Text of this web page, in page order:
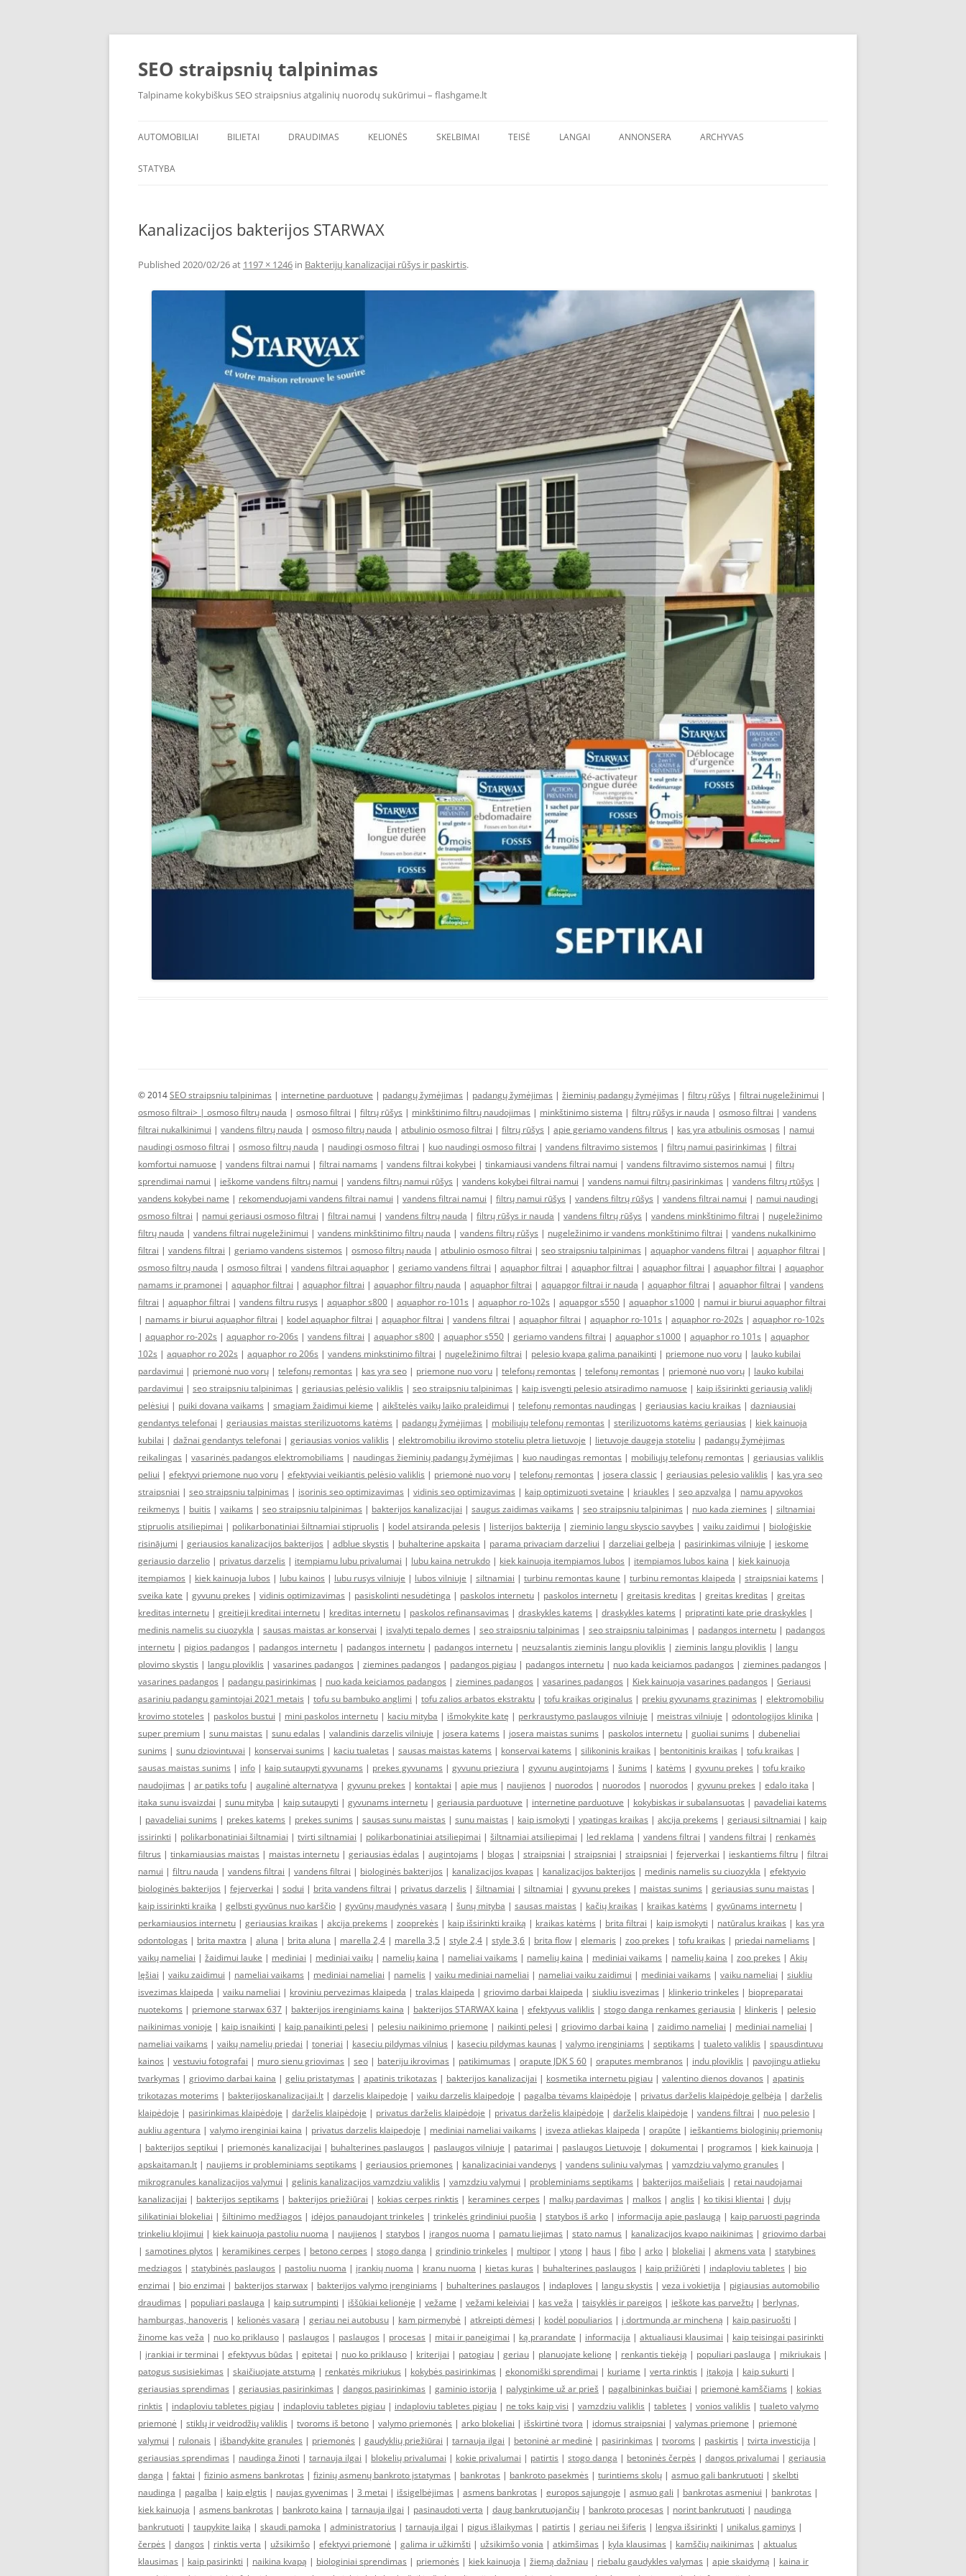
Skip
SEO straipsnių talpinimas
Talpiname kokybiškus SEO straipsnius atgalinių nuorodų sukūrimui – flashgame.lt
AUTOMOBILIAI BILIETAI DRAUDIMAS KELIONĖS SKELBIMAI TEISĖ LANGAI ANNONSERA ARCHYVAS
STATYBA
Kanalizacijos bakterijos STARWAX
Published 2020/02/26at 1197 × 1246 in Bakterijų kanalizacijai rūšys ir paskirtis.
© 2014SEO straipsniu talpinimas | internetine parduotuve | padangų žymėjimas | padangų žymėjimas | žieminių padangų žymėjimas | filtrų rūšys | filtrai nugeležinimui |
osmoso filtrai> | osmoso filtrų nauda | osmoso filtrai | filtrų rūšys | minkštinimo filtrų naudojimas | minkštinimo sistema | filtrų rūšys ir nauda | osmoso filtrai | vandens
filtrai nukalkinimui | vandens filtrų nauda | osmoso filtrų nauda | atbulinio osmoso filtrai | filtrų rūšys | apie geriamo vandens filtrus | kas yra atbulinis osmosas | namui
naudingi osmoso filtrai | osmoso filtrų nauda | naudingi osmoso filtrai | kuo naudingi osmoso filtrai | vandens filtravimo sistemos | filtrų namui pasirinkimas | filtrai
komfortui namuose | vandens filtrai namui | filtrai namams | vandens filtrai kokybei | tinkamiausi vandens filtrai namui | vandens filtravimo sistemos namui | filtrų
sprendimai namui | ieškome vandens filtrų namui | vandens filtrų namui rūšys | vandens kokybei filtrai namui | vandens namui filtrų pasirinkimas | vandens filtrų rtūšys |
vandens kokybei name | rekomenduojami vandens filtrai namui | vandens filtrai namui | filtrų namui rūšys | vandens filtrų rūšys | vandens filtrai namui | namui naudingi
osmoso filtrai | namui geriausi osmoso filtrai | filtrai namui | vandens filtrų nauda | filtrų rūšys ir nauda | vandens filtrų rūšys | vandens minkštinimo filtrai | nugeležinimo
filtrų nauda | vandens filtrai nugeležinimui | vandens minkštinimo filtrų nauda | vandens filtrų rūšys | nugeležinimo ir vandens monkštinimo filtrai | vandens nukalkinimo
filtrai | vandens filtrai | geriamo vandens sistemos | osmoso filtrų nauda | atbulinio osmoso filtrai | seo straipsniu talpinimas | aquaphor vandens filtrai | aquaphor filtrai |
osmoso filtrų nauda | osmoso filtrai | vandens filtrai aquaphor | geriamo vandens filtrai | aquaphor filtrai | aquaphor filtrai | aquaphor filtrai | aquaphor filtrai | aquaphor
namams ir pramonei | aquaphor filtrai | aquaphor filtrai | aquaphor filtrų nauda | aquaphor filtrai | aquapgor filtrai ir nauda | aquaphor filtrai | aquaphor filtrai | vandens
filtrai | aquaphor filtrai | vandens filtru rusys | aquaphor s800 | aquaphor ro-101s | aquaphor ro-102s | aquapgor s550 | aquaphor s1000 | namui ir biurui aquaphor filtrai
| namams ir biurui aquaphor filtrai | kodel aquaphor filtrai | aquaphor filtrai | vandens filtrai | aquaphor filtrai | aquaphor ro-101s | aquaphor ro-202s | aquaphor ro-102s
| aquaphor ro-202s | aquaphor ro-206s | vandens filtrai | aquaphor s800 | aquaphor s550 | geriamo vandens filtrai | aquaphor s1000 | aquaphor ro 101s | aquaphor
102s | aquaphor ro 202s | aquaphor ro 206s | vandens minkstinimo filtrai | nugeležinimo filtrai | pelesio kvapa galima panaikinti | priemone nuo voru | lauko kubilai
pardavimui | priemonė nuo vorų | telefonų remontas | kas yra seo | priemone nuo voru | telefonų remontas | telefonų remontas | priemonė nuo vorų | lauko kubilai
pardavimui | seo straipsniu talpinimas | geriausias pelėsio valiklis | seo straipsniu talpinimas | kaip isvengti pelesio atsiradimo namuose | kaip išsirinkti geriausią valiklį
pelėsiui | puiki dovana vaikams | smagiam žaidimui kieme | aikštelės vaikų laiko praleidimui | telefonų remontas naudingas | geriausias kaciu kraikas | dazniausiai
gendantys telefonai | geriausias maistas sterilizuotoms katėms | padangų žymėjimas | mobiliųjų telefonų remontas | sterilizuotoms katėms geriausias | kiek kainuoja
kubilai | dažnai gendantys telefonai | geriausias vonios valiklis | elektromobiliu ikrovimo stoteliu pletra lietuvoje | lietuvoje daugeja stoteliu | padangų žymėjimas
reikalingas | vasarinės padangos elektromobiliams | naudingas žieminių padangų žymėjimas | kuo naudingas remontas | mobiliųjų telefonų remontas | geriausias valiklis
peliui | efektyvi priemone nuo voru | efektyviai veikiantis pelėsio valiklis | priemonė nuo vorų | telefonų remontas | josera classic | geriausias pelesio valiklis | kas yra seo
straipsniai | seo straipsniu talpinimas | isorinis seo optimizavimas | vidinis seo optimizavimas | kaip optimizuoti svetaine | kriaukles | seo apzvalga | namu apyvokos
reikmenys | buitis | vaikams | seo straipsniu talpinimas | bakterijos kanalizacijai | saugus zaidimas vaikams | seo straipsniu talpinimas | nuo kada ziemines | siltnamiai
stipruolis atsiliepimai | polikarbonatiniai šiltnamiai stipruolis | kodel atsiranda pelesis | listerijos bakterija | zieminio langu skyscio savybes | vaiku zaidimui | bioloģiskie
risinājumi | geriausios kanalizacijos bakterijos | adblue skystis | buhalterine apskaita | parama privaciam darzeliui | darzeliai gelbeja | pasirinkimas vilniuje | ieskome
geriausio darzelio | privatus darzelis | itempiamu lubu privalumai | lubu kaina netrukdo | kiek kainuoja itempiamos lubos | itempiamos lubos kaina | kiek kainuoja
itempiamos | kiek kainuoja lubos | lubu kainos | lubu rusys vilniuje | lubos vilniuje | siltnamiai | turbinu remontas kaune | turbinu remontas klaipeda | straipsniai katems |
sveika kate | gyvunu prekes | vidinis optimizavimas | pasiskolinti nesudėtinga | paskolos internetu | paskolos internetu | greitasis kreditas | greitas kreditas | greitas
kreditas internetu | greitieji kreditai internetu | kreditas internetu | paskolos refinansavimas | draskykles katems | draskykles katems | pripratinti kate prie draskykles |
medinis namelis su ciuozykla | sausas maistas ar konservai | isvalyti tepalo demes | seo straipsniu talpinimas | seo straipsniu talpinimas | padangos internetu | padangos
internetu | pigios padangos | padangos internetu | padangos internetu | padangos internetu | neuzsalantis zieminis langu ploviklis | zieminis langu ploviklis | langu
plovimo skystis | langu ploviklis | vasarines padangos | ziemines padangos | padangos pigiau | padangos internetu | nuo kada keiciamos padangos | ziemines padangos |
vasarines padangos | padangu pasirinkimas | nuo kada keiciamos padangos | ziemines padangos | vasarines padangos | Kiek kainuoja vasarines padangos | Geriausi
asariniu padangu gamintojai 2021 metais | tofu su bambuko anglimi | tofu zalios arbatos ekstraktu | tofu kraikas originalus | prekiu gyvunams grazinimas | elektromobiliu
krovimo stoteles | paskolos bustui | mini paskolos internetu | kaciu mityba | išmokykite katę | perkraustymo paslaugos vilniuje | meistras vilniuje | odontologijos klinika |
super premium | sunu maistas | sunu edalas | valandinis darzelis vilniuje | josera katems | josera maistas sunims | paskolos internetu | guoliai sunims | dubeneliai
sunims | sunu dziovintuvai | konservai sunims | kaciu tualetas | sausas maistas katems | konservai katems | silikoninis kraikas | bentonitinis kraikas | tofu kraikas |
sausas maistas sunims | info | kaip sutaupyti gyvunams | prekes gyvunams | gyvunu prieziura | gyvunu augintojams | šunims | katėms | gyvunu prekes | tofu kraiko
naudojimas | ar patiks tofu | augalinė alternatyva | gyvunu prekes | kontaktai | apie mus | naujienos | nuorodos | nuorodos | nuorodos | gyvunu prekes | edalo itaka |
itaka sunu isvaizdai | sunu mityba | kaip sutaupyti | gyvunams internetu | geriausia parduotuve | internetine parduotuve | kokybiskas ir subalansuotas | pavadeliai katems
| pavadeliai sunims | prekes katems | prekes sunims | sausas sunu maistas | sunu maistas | kaip ismokyti | ypatingas kraikas | akcija prekems | geriausi siltnamiai | kaip
issirinkti | polikarbonatiniai šiltnamiai | tvirti siltnamiai | polikarbonatiniai atsiliepimai | šiltnamiai atsiliepimai | led reklama | vandens filtrai | vandens filtrai | renkamės
filtrus | tinkamiausias maistas | maistas internetu | geriausias ėdalas | augintojams | blogas | straipsniai | straipsniai | straipsniai | fejerverkai | ieskantiems filtru | filtrai
namui | filtru nauda | vandens filtrai | vandens filtrai | biologinės bakterijos | kanalizacijos kvapas | kanalizacijos bakterijos | medinis namelis su ciuozykla | efektyvio
biologinės bakterijos | fejerverkai | sodui | brita vandens filtrai | privatus darzelis | šiltnamiai | siltnamiai | gyvunu prekes | maistas sunims | geriausias sunu maistas |
kaip issirinkti kraika | gelbsti gyvūnus nuo karščio | gyvūnų maudynės vasarą | šunų mityba | sausas maistas | kačių kraikas | kraikas katėms | gyvūnams internetu |
perkamiausios internetu | geriausias kraikas | akcija prekems | zooprekės | kaip išsirinkti kraiką | kraikas katėms | brita filtrai | kaip ismokyti | natūralus kraikas | kas yra
odontologas | brita maxtra | aluna | brita aluna | marella 2,4 | marella 3,5 | style 2,4 | style 3,6 | brita flow | elemaris | zoo prekes | tofu kraikas | priedai nameliams |
vaikų nameliai | žaidimui lauke | mediniai | mediniai vaikų | namelių kaina | nameliai vaikams | namelių kaina | mediniai vaikams | namelių kaina | zoo prekes | Akių
lęšiai | vaiku zaidimui | nameliai vaikams | mediniai nameliai | namelis | vaiku mediniai nameliai | nameliai vaiku zaidimui | mediniai vaikams | vaiku nameliai | siukliu
isvezimas klaipeda | vaiku nameliai | kroviniu pervezimas klaipeda | tralas klaipeda | griovimo darbai klaipeda | siukliu isvezimas | klinkerio trinkeles | biopreparatai
nuotekoms | priemone starwax 637 | bakterijos irenginiams kaina | bakterijos STARWAX kaina | efektyvus valiklis | stogo danga renkames geriausia | klinkeris | pelesio
naikinimas vonioje | kaip isnaikinti | kaip panaikinti pelesi | pelesiu naikinimo priemone | naikinti pelesi | griovimo darbai kaina | zaidimo nameliai | mediniai nameliai |
nameliai vaikams | vaikų namelių priedai | toneriai | kaseciu pildymas vilnius | kaseciu pildymas kaunas | valymo įrenginiams | septikams | tualeto valiklis | spausdintuvu
kainos | vestuviu fotografai | muro sienu griovimas | seo | bateriju ikrovimas | patikimumas | orapute JDK S 60 | oraputes membranos | indu ploviklis | pavojingu atlieku
tvarkymas | griovimo darbai kaina | geliu pristatymas | apatinis trikotazas | bakterijos kanalizacijai | kosmetika internetu pigiau | valentino dienos dovanos | apatinis
trikotazas moterims | bakterijoskanalizacijai.lt | darzelis klaipedoje | vaiku darzelis klaipedoje | pagalba tėvams klaipėdoje | privatus darželis klaipėdoje gelbėja | darželis
klaipėdoje | pasirinkimas klaipėdoje | darželis klaipėdoje | privatus darželis klaipėdoje | privatus darželis klaipėdoje | darželis klaipėdoje | vandens filtrai | nuo pelesio |
aukliu agentura | valymo irenginiai kaina | privatus darzelis klaipedoje | mediniai nameliai vaikams | isveza atliekas klaipeda | orapūte | ieškantiems biologinių priemonių
| bakterijos septikui | priemonės kanalizacijai | buhalterines paslaugos | paslaugos vilniuje | patarimai | paslaugos Lietuvoje | dokumentai | programos | kiek kainuoja |
apskaitaman.lt | naujiems ir probleminiams septikams | geriausios priemones | kanalizaciniai vandenys | vandens suliniu valymas | vamzdziu valymo granules |
mikrogranules kanalizacijos valymui | gelinis kanalizacijos vamzdziu valiklis | vamzdziu valymui | probleminiams septikams | bakterijos maišeliais | retai naudojamai
kanalizacijai | bakterijos septikams | bakterijos priežiūrai | kokias cerpes rinktis | keramines cerpes | malkų pardavimas | malkos | anglis | ko tikisi klientai | dujų
silikatiniai blokeliai | šiltinimo medžiagos | idėjos panaudojant trinkeles | trinkelės grindiniui puošia | statybos iš arko | informacija apie paslaugą | kaip paruosti pagrinda
trinkeliu klojimui | kiek kainuoja pastoliu nuoma | naujienos | statybos | įrangos nuoma | pamatu liejimas | stato namus | kanalizacijos kvapo naikinimas | griovimo darbai
| samotines plytos | keramikines cerpes | betono cerpes | stogo danga | grindinio trinkeles | multipor | ytong | haus | fibo | arko | blokeliai | akmens vata | statybines
medziagos | statybinės paslaugos | pastoliu nuoma | įrankių nuoma | kranu nuoma | kietas kuras | buhalterines paslaugos | kaip prižiūrėti | indaploviu tabletes | bio
enzimai | bio enzimai | bakterijos starwax | bakterijos valymo įrenginiams | buhalterines paslaugos | indaploves | langu skystis | veza i vokietija | pigiausias automobilio
draudimas | populiari paslauga | kaip sutrumpinti | iššūkiai kelionėje | vežame | vežami keleiviai | kas veža | taisyklės ir pareigos | ieškote kas parvežtų | berlynas,
hamburgas, hanoveris | kelionės vasarą | geriau nei autobusu | kam pirmenybė | atkreipti dėmesį | kodėl populiarios | į dortmundą ar mincheną | kaip pasiruošti |
žinome kas veža | nuo ko priklauso | paslaugos | paslaugos | procesas | mitai ir paneigimai | ką prarandate | informacija | aktualiausi klausimai | kaip teisingai pasirinkti
| įrankiai ir terminai | efektyvus būdas | epitetai | nuo ko priklauso | kriterijai | patogiau | geriau | planuojate kelionę | renkantis tiekėją | populiari paslauga | mikriukais |
patogus susisiekimas | skaičiuojate atstumą | renkatės mikriukus | kokybės pasirinkimas | ekonomiški sprendimai | kuriame | verta rinktis | įtakoja | kaip sukurti |
geriausias sprendimas | geriausias pasirinkimas | dangos pasirinkimas | gaminio istorija | palyginkime už ar prieš | pagalbininkas buičiai | priemonė kamščiams | kokias
rinktis | indaploviu tabletes pigiau | indaploviu tabletes pigiau | indaploviu tabletes pigiau | ne toks kaip visi | vamzdziu valiklis | tabletes | vonios valiklis | tualeto valymo
priemonė | stiklų ir veidrodžių valiklis | tvoroms iš betono | valymo priemonės | arko blokeliai | išskirtinė tvora | idomus straipsniai | valymas priemone | priemonė
valymui | rulonais | išbandykite granules | priemonės | gaudyklių priežiūrai | tarnauja ilgai | betoninė ar medinė | pasirinkimas | tvoroms | paskirtis | tvirta investicija |
geriausias sprendimas | naudinga žinoti | tarnauja ilgai | blokelių privalumai | kokie privalumai | patirtis | stogo danga | betoninės čerpės | dangos privalumai | geriausia
danga | faktai | fizinio asmens bankrotas | fizinių asmenų bankroto įstatymas | bankrotas | bankroto pasekmės | turintiems skolų | asmuo gali bankrutuoti | skelbti
naudinga | pagalba | kaip elgtis | naujas gyvenimas | 3 metai | išsigelbėjimas | asmens bankrotas | europos sąjungoje | asmuo gali | bankrotas asmeniui | bankrotas |
kiek kainuoja | asmens bankrotas | bankroto kaina | tarnauja ilgai | pasinaudoti verta | daug bankrutuojančių | bankroto procesas | norint bankrutuoti | naudinga
bankrutuoti | taupykite laiką | skaudi pamoka | administratorius | tarnauja ilgai | pigus išlaikymas | patirtis | geriau nei šiferis | lengva išsirinkti | unikalus gaminys |
čerpės | dangos | rinktis verta | užsikimšo | efektyvi priemonė | galima ir užkimšti | užsikimšo vonia | atkimšimas | kyla klausimas | kamščių naikinimas | aktualus
klausimas | kaip pasirinkti | naikina kvapą | biologiniai sprendimas | priemonės | kiek kainuoja | žiemą dažniau | riebalu gaudykles valymas | apie skaidymą | kaina ir